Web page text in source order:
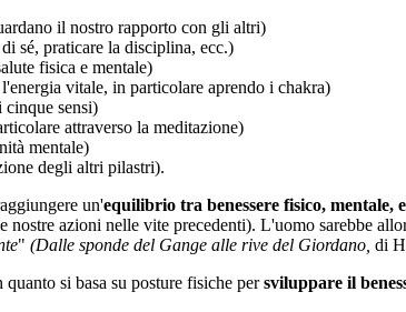
il nostro rapporto con gli altri)
sé, praticare la disciplina, ecc.)
fisica e mentale)
vitale, in particolare aprendo i chakra)
cinque sensi)
attraverso la meditazione)
mentale)
degli altri pilastri).
un'equilibrio tra benessere fisico, mentale,
azioni nelle vite precedenti). L'uomo sarebbe
" (Dalle sponde del Gange alle rive del Giordano, di
si basa su posture fisiche persviluppare il